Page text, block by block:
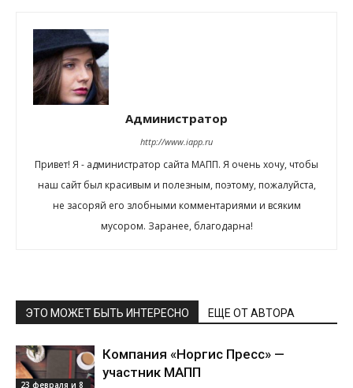
Администратор
http://www.iapp.ru
Привет! Я - администратор сайта МАПП. Я очень хочу, чтобы
наш сайт был красивым и полезным, поэтому, пожалуйста,
не засоряй его злобными комментариями и всяким
мусором. Заранее, благодарна!
ЭТО МОЖЕТ БЫТЬ ИНТЕРЕСНО ЕЩЕ ОТ АВТОРА
23 февраля и 8
Компания «Норгис Пресс» —
участник МАПП